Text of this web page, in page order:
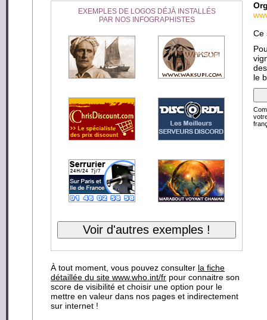
EXEMPLES DE LOGOS DÉJÀ INSTALLÉS
PAR NOS INFOGRAPHISTES
À tout moment, vous pouvez consulter la fiche
détaillée du site www.who.int/fr pour connaitre son
score de visibilité et choisir une option pour le
mettre en valeur dans nos pages et indirectement
sur internet !
Ce
le